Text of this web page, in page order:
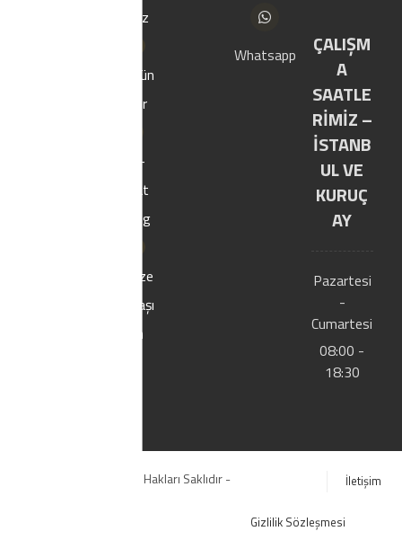
mız
Ürün
ler
E-
Kat
alog
Bize
Ulaşı
n
Whatsapp
ÇALIŞM
A
SAATLE
RİMİZ –
İSTANB
UL VE
KURUÇ
AY
Pazartesi
-
Cumartesi
08:00 -
18:30
© Copyright 2020. Tüm Hakları Saklıdır -
İletişim
Gizlilik Sözleşmesi